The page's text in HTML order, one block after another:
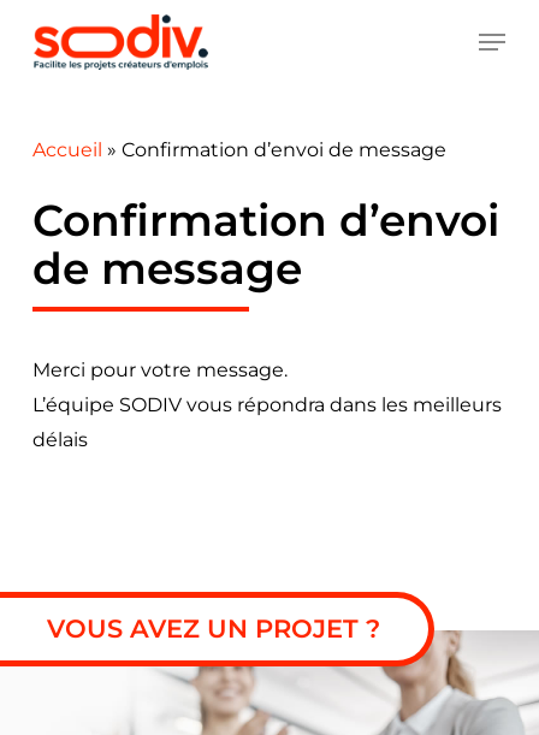
Accueil » Confirmation d’envoi de message
Confirmation d’envoi
de message
Merci pour votre message.
L’équipe SODIV vous répondra dans les meilleurs
délais
VOUS AVEZ UN PROJET ?